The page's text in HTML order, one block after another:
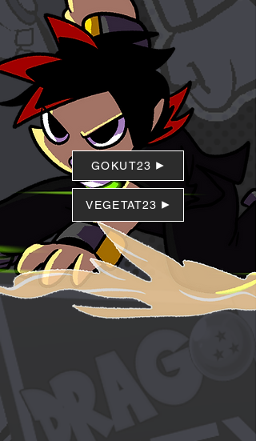
rassurer vos clients sur le fait qu'ils
peuvent acheter chez vous en toute
confiance.
GOKUT23
VEGETAT23